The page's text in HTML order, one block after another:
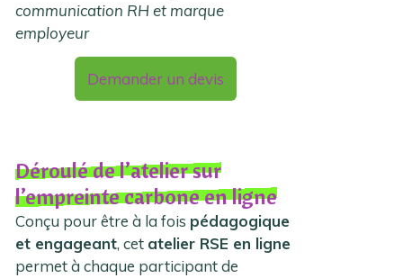
communication RH et marque
employeur
Demander un devis
Déroulé de l’atelier sur
l’empreinte carbone en ligne
Conçu pour être à la fois pédagogique
et engageant, cet atelier RSE en ligne
permet à chaque participant de